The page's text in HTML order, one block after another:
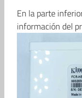
En la parte
información del